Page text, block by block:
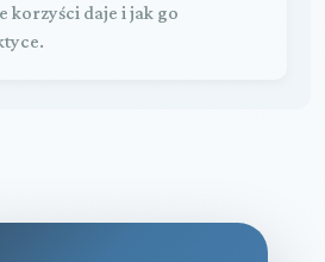
korzyści daje i jak go